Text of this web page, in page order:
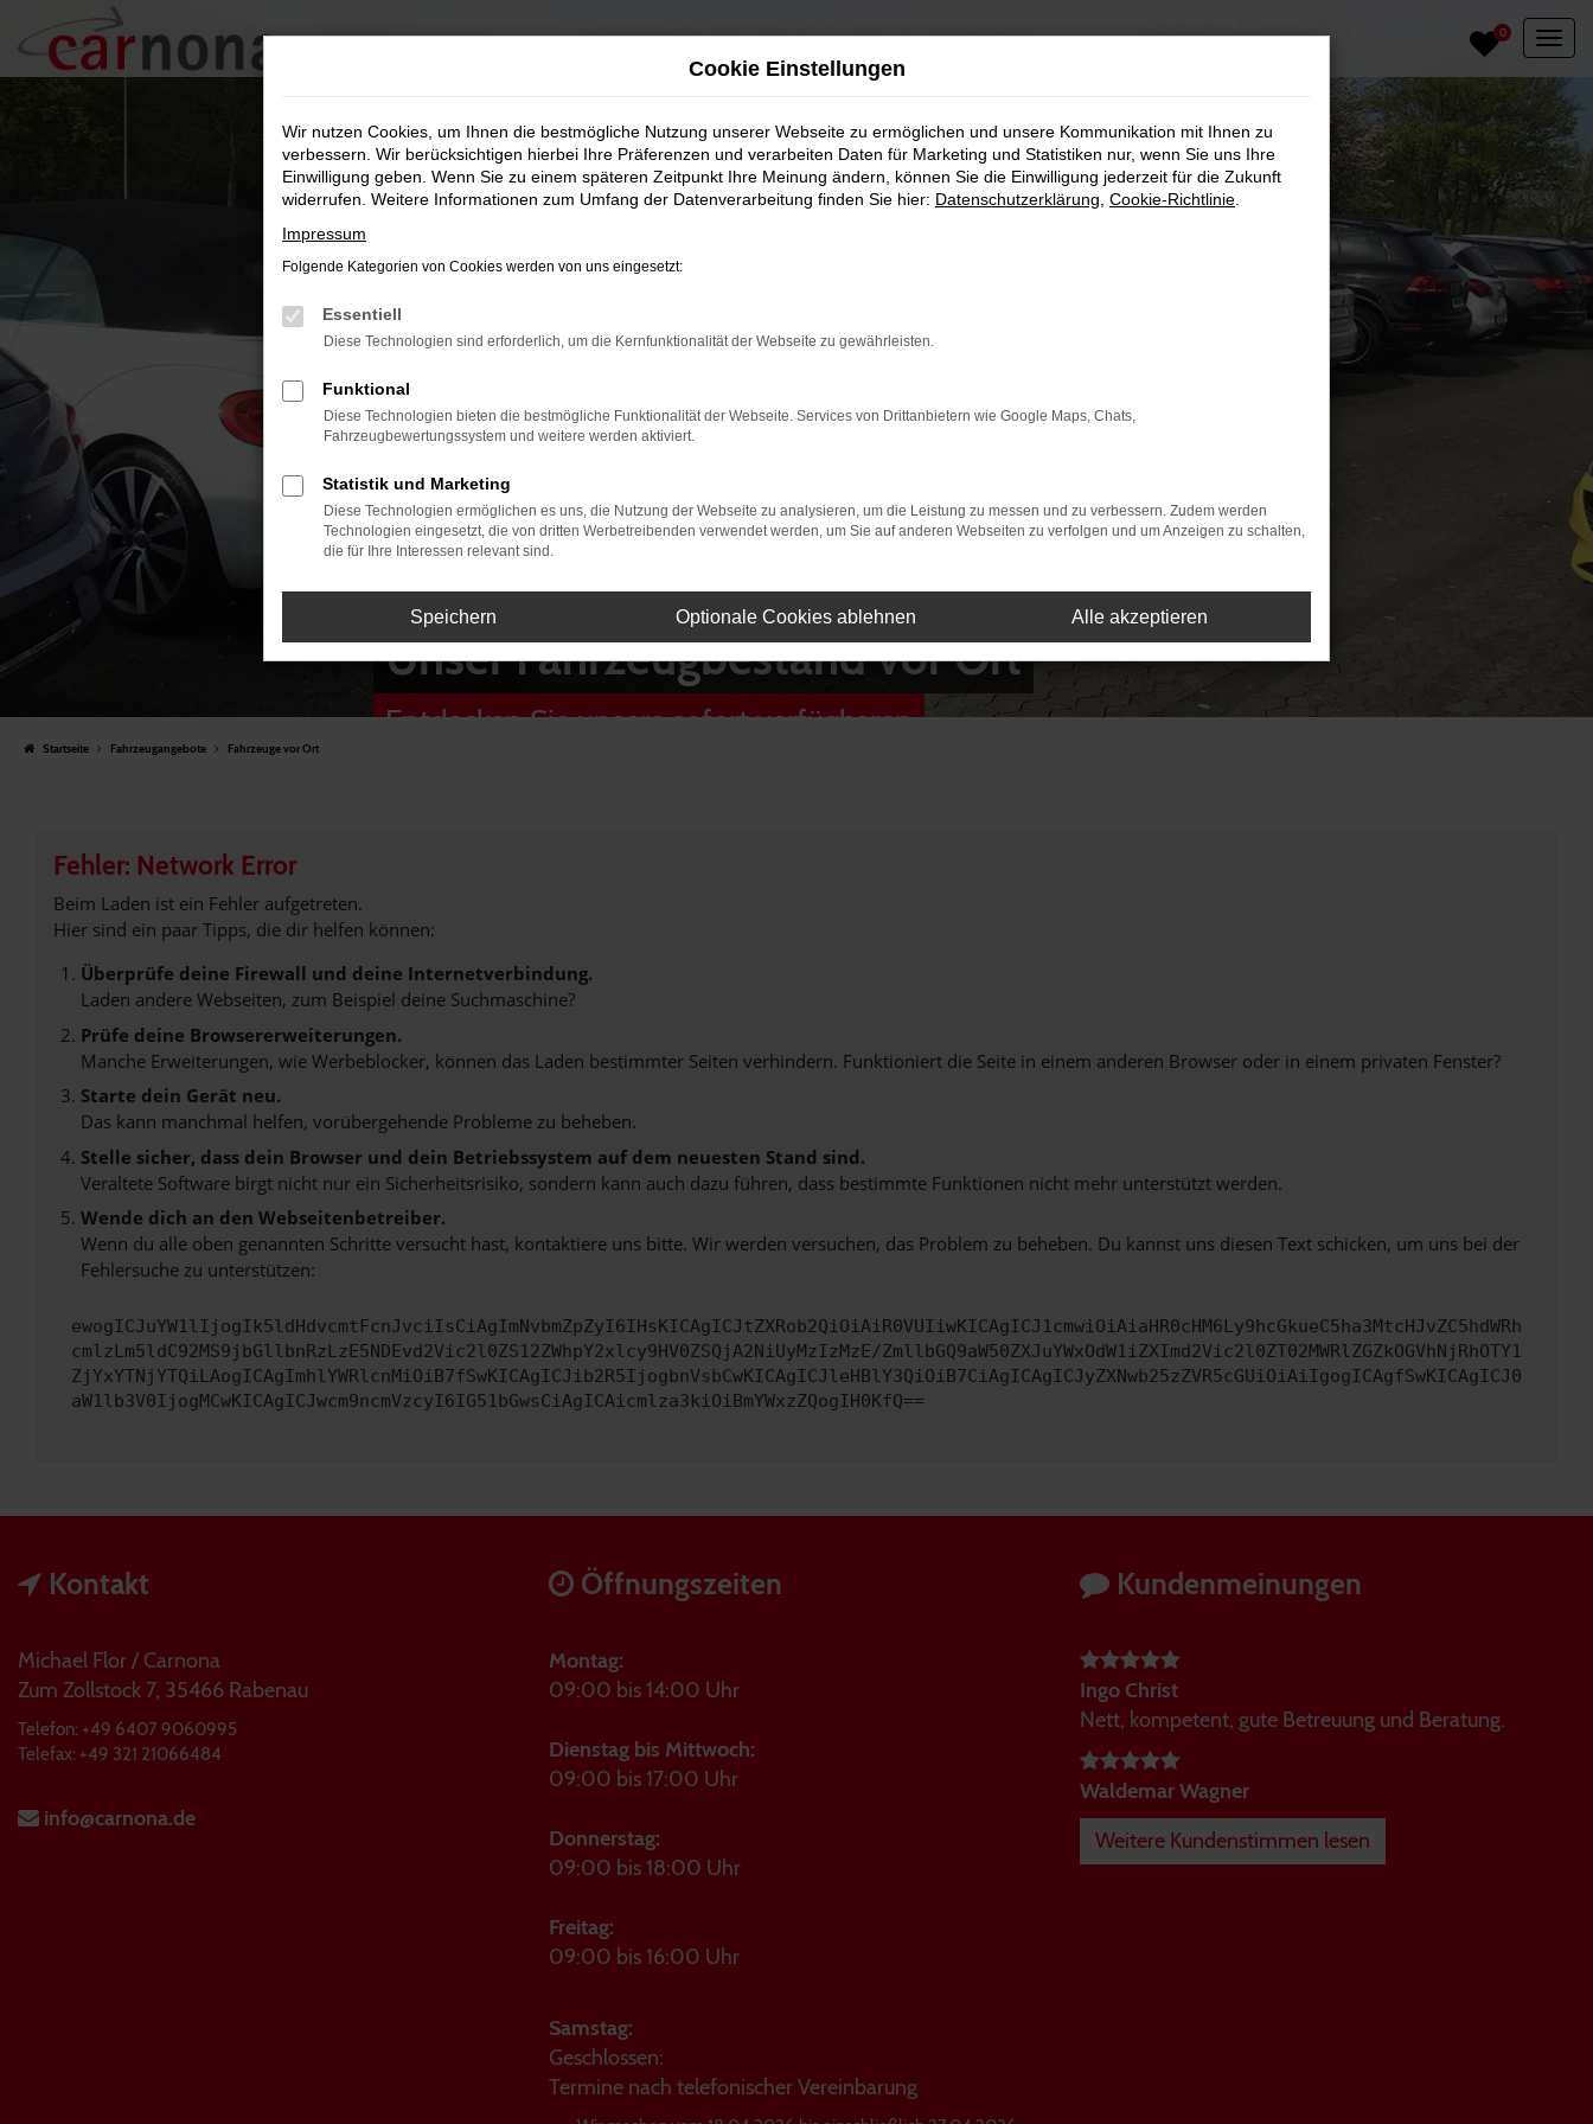
Zum
Hauptinhalt
springen
0
Unser Fahrzeugbestand vor Ort
Entdecken Sie unsere sofort verfügbaren
Startseite Fahrzeugangebote Fahrzeuge vor Ort
Fehler: Network Error
Beim Laden ist ein Fehler aufgetreten.
Hier sind ein paar Tipps, die dir helfen können:
Überprüfe deine Firewall und deine Internetverbindung.
Laden andere Webseiten, zum Beispiel deine Suchmaschine?
Prüfe deine Browsererweiterungen.
Manche Erweiterungen, wie Werbeblocker, können das Laden bestimmter Seiten verhindern. Funktioniert die Seite in einem anderen Browser oder in einem privaten Fenster?
Starte dein Gerät neu.
Das kann manchmal helfen, vorübergehende Probleme zu beheben.
Stelle sicher, dass dein Browser und dein Betriebssystem auf dem neuesten Stand sind.
Veraltete Software birgt nicht nur ein Sicherheitsrisiko, sondern kann auch dazu führen, dass bestimmte Funktionen nicht mehr unterstützt werden.
Wende dich an den Webseitenbetreiber.
Wenn du alle oben genannten Schritte versucht hast, kontaktiere uns bitte. Wir werden versuchen, das Problem zu beheben. Du kannst uns diesen Text schicken, um uns bei der
Fehlersuche zu unterstützen:
ewogICJuYW1lIjogIk5ldHdvcmtFcnJvciIsCiAgImNvbmZpZyI6IHsKICAgICJtZXRob2QiOiAiR0VUIiwKICAgICJ1cmwiOiAiaHR0cHM6Ly9hcGkueC5ha3MtcHJvZC5hdWRh
cmlzLm5ldC92MS9jbGllbnRzLzE5NDEvd2Vic2l0ZS12ZWhpY2xlcy9HV0ZSQjA2NiUyMzIzMzE/ZmllbGQ9aW50ZXJuYWxOdW1iZXImd2Vic2l0ZT02MWRlZGZkOGVhNjRhOTY1
ZjYxYTNjYTQiLAogICAgImhlYWRlcnMiOiB7fSwKICAgICJib2R5IjogbnVsbCwKICAgICJleHBlY3QiOiB7CiAgICAgICJyZXNwb25zZVR5cGUiOiAiIgogICAgfSwKICAgICJ0
aW1lb3V0IjogMCwKICAgICJwcm9ncmVzcyI6IG51bGwsCiAgICAicmlza3kiOiBmYWxzZQogIH0KfQ==
Kontakt
Michael Flor / Carnona
Zum Zollstock 7, 35466 Rabenau
Telefon: +49 6407 9060995
Telefax: +49 321 21066484
info@carnona.de
Öffnungszeiten
Montag:
09:00 bis 14:00 Uhr
Dienstag bis Mittwoch:
09:00 bis 17:00 Uhr
Donnerstag:
09:00 bis 18:00 Uhr
Freitag:
09:00 bis 16:00 Uhr
Samstag:
Geschlossen:
Termine nach telefonischer Vereinbarung
Kundenmeinungen
Ingo Christ
Nett, kompetent, gute Betreuung und Beratung.
Waldemar Wagner
Weitere Kundenstimmen lesen
Cookie Einstellungen
Wir nutzen Cookies, um Ihnen die bestmögliche Nutzung unserer Webseite zu ermöglichen und unsere Kommunikation mit Ihnen zu
verbessern. Wir berücksichtigen hierbei Ihre Präferenzen und verarbeiten Daten für Marketing und Statistiken nur, wenn Sie uns Ihre
Einwilligung geben. Wenn Sie zu einem späteren Zeitpunkt Ihre Meinung ändern, können Sie die Einwilligung jederzeit für die Zukunft
widerrufen. Weitere Informationen zum Umfang der Datenverarbeitung finden Sie hier: Datenschutzerklärung Cookie-Richtlinie
Impressum
Folgende Kategorien von Cookies werden von uns eingesetzt:
Essentiell
Diese Technologien sind erforderlich, um die Kernfunktionalität der Webseite zu gewährleisten.
Funktional
Diese Technologien bieten die bestmögliche Funktionalität der Webseite. Services von Drittanbietern wie Google Maps, Chats,
Fahrzeugbewertungssystem und weitere werden aktiviert.
Statistik und Marketing
Diese Technologien ermöglichen es uns, die Nutzung der Webseite zu analysieren, um die Leistung zu messen und zu verbessern. Zudem werden
Technologien eingesetzt, die von dritten Werbetreibenden verwendet werden, um Sie auf anderen Webseiten zu verfolgen und um Anzeigen zu schalten,
die für Ihre Interessen relevant sind.
Speichern Optionale Cookies ablehnen Alle akzeptieren